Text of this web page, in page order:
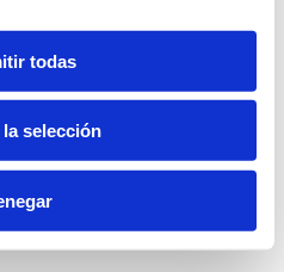
todas
selección